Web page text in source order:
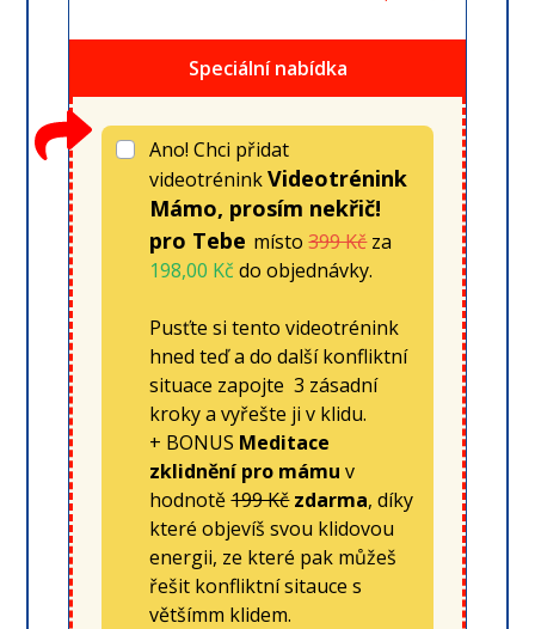
Speciální nabídka
Ano! Chci přidat
videotrénink Videotrénink
Mámo, prosím nekřič!
pro Tebe místo399 Kčza
198,00 Kčdo objednávky.
Pusťte si tento videotrénink
hned teď a do další konfliktní
situace zapojte 3 zásadní
kroky a vyřešte ji v klidu.
+ BONUS Meditace
zklidnění pro mámuv
hodnotě199 Kčzdarma, díky
které objevíš svou klidovou
energii, ze které pak můžeš
řešit konfliktní sitauce s
většímm klidem.